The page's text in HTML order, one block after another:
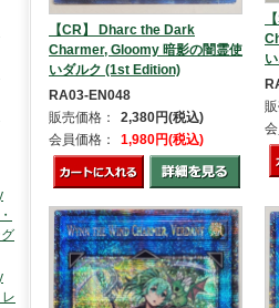
【CR】 Dharc the Dark
Charmer, Gloomy 暗影の闇霊使
いダルク (1st Edition)
RA03-EN048
販売価格：
2,380円(税込)
会員価格：
1,980円(税込)